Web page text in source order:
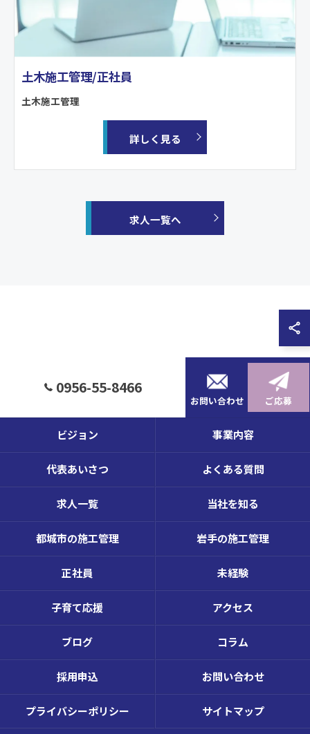
土木施工管理/正社員
土木施工管理
詳しく見る
求人一覧へ
0956-55-8466
お問い合わせ ご応募
ビジョン 事業内容
代表あいさつ よくある質問
求人一覧 当社を知る
都城市の施工管理 岩手の施工管理
正社員 未経験
子育て応援 アクセス
ブログ コラム
採用申込 お問い合わせ
プライバシーポリシー サイトマップ